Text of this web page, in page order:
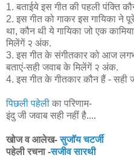
1. बताईये इस गीत की पहली पंक्ति
2. इस गीत को गाकर इस गायिका ने
था, कौन थी ये गायिका जो एक
मिलेंगें २ अंक.
3. इस गीत के संगीतकार को आज
बताएं-सही जवाब के मिलेंगें २ अंक.
4. इस गीत के गीतकार कौन हैं -
पिछली पहेली का परिणाम-
इंदु जी जवाब सही नहीं है....
खोज व आलेख-सुजॉय चटर्जी
पहेली रचना -सजीव सारथी